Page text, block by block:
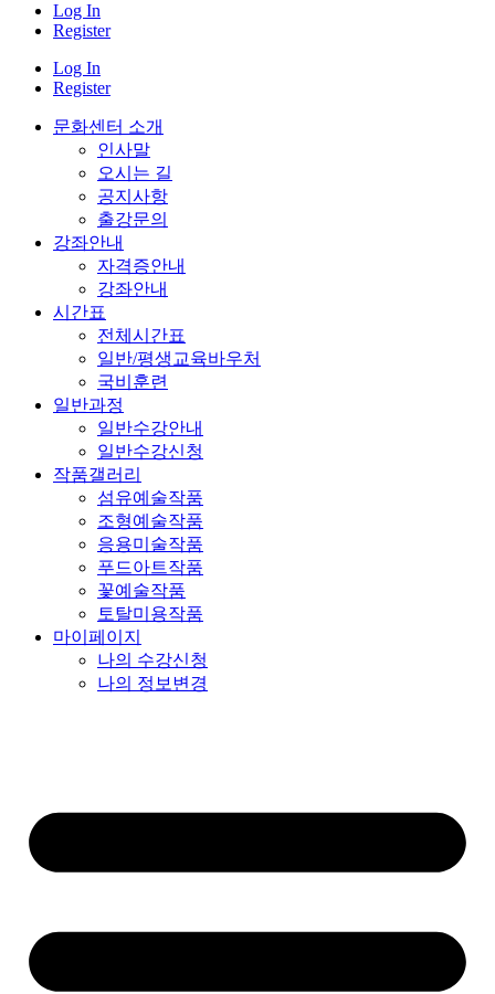
Log In
Register
Log In
Register
문화센터 소개
인사말
오시는 길
공지사항
출강문의
강좌안내
자격증안내
강좌안내
시간표
전체시간표
일반/평생교육바우처
국비훈련
일반과정
일반수강안내
일반수강신청
작품갤러리
섬유예술작품
조형예술작품
응용미술작품
푸드아트작품
꽃예술작품
토탈미용작품
마이페이지
나의 수강신청
나의 정보변경